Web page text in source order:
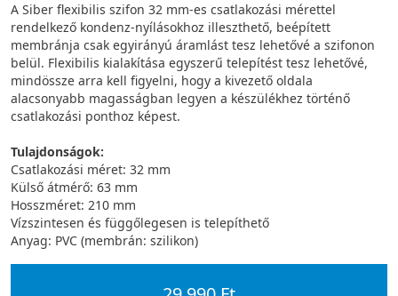
A Siber flexibilis szifon 32 mm-es csatlakozási mérettel
rendelkező kondenz-nyílásokhoz illeszthető, beépített
membránja csak egyirányú áramlást tesz lehetővé a szifonon
belül. Flexibilis kialakítása egyszerű telepítést tesz lehetővé,
mindössze arra kell figyelni, hogy a kivezető oldala
alacsonyabb magasságban legyen a készülékhez történő
csatlakozási ponthoz képest.
Tulajdonságok:
Csatlakozási méret: 32 mm
Külső átmérő: 63 mm
Hosszméret: 210 mm
Vízszintesen és függőlegesen is telepíthető
Anyag: PVC (membrán: szilikon)